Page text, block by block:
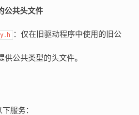
公共头文件
：仅在旧驱动程序中使用的旧公
供公共类型的头文件。
服务：